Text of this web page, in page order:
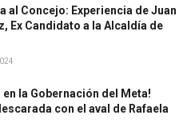
al Concejo: Experiencia de Juan
Ex Candidato a la Alcaldía de
en la Gobernación del Meta!
con el aval de Rafaela